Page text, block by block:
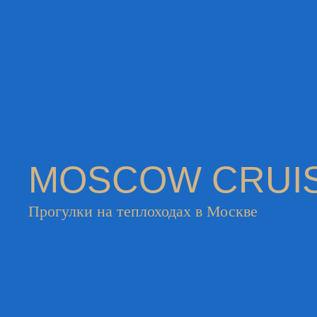
MOSCOW
Прогулки на теплоходах в Москве